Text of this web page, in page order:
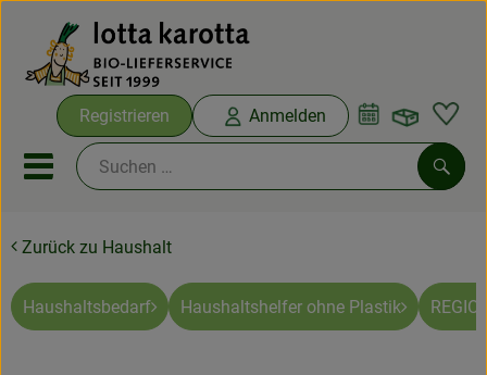
Registrieren Anmelden
Mobiles Menu öffnen oder
Ökokisten
Bio-Kochboxen
Zurück zu Haushalt
Haushaltsbedarf Haushaltshelfer ohne Plastik